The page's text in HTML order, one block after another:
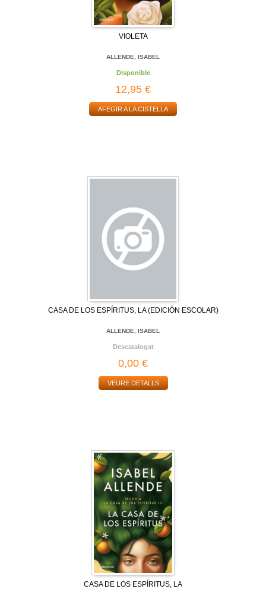
VIOLETA
ALLENDE, ISABEL
Disponible
12,95 €
AFEGIR A LA CISTELLA
CASA DE LOS ESPÍRITUS, LA (EDICIÓN ESCOLAR)
ALLENDE, ISABEL
Descatalogat
0,00 €
VEURE DETALLS
CASA DE LOS ESPÍRITUS, LA